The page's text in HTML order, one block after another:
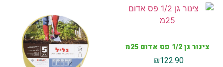
צינור גן 1/2 פס אדום 25מ
₪122.90